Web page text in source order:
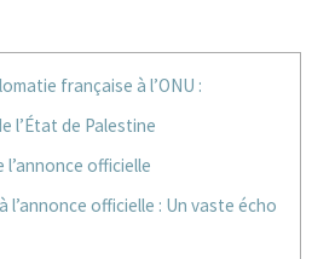
française à l’ONU :
l’État de Palestine
officielle
officielle : Un vaste écho